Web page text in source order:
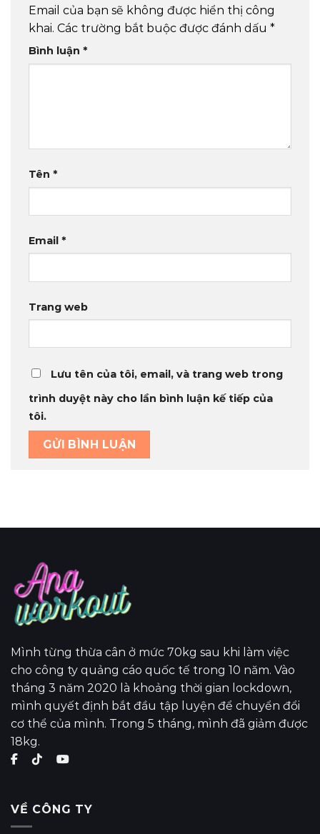
Email của bạn sẽ không được hiển thị công
khai. Các trường bắt buộc được đánh dấu *
Bình luận *
Tên *
Email *
Trang web
Lưu tên của tôi, email, và trang web trong
trình duyệt này cho lần bình luận kế tiếp của
tôi.
Mình từng thừa cân ở mức 70kg sau khi làm việc
cho công ty quảng cáo quốc tế trong 10 năm. Vào
tháng 3 năm 2020 là khoảng thời gian lockdown,
mình quyết định bắt đầu tập luyện để chuyển đổi
cơ thể của mình. Trong 5 tháng, mình đã giảm được
18kg.
VỀ CÔNG TY